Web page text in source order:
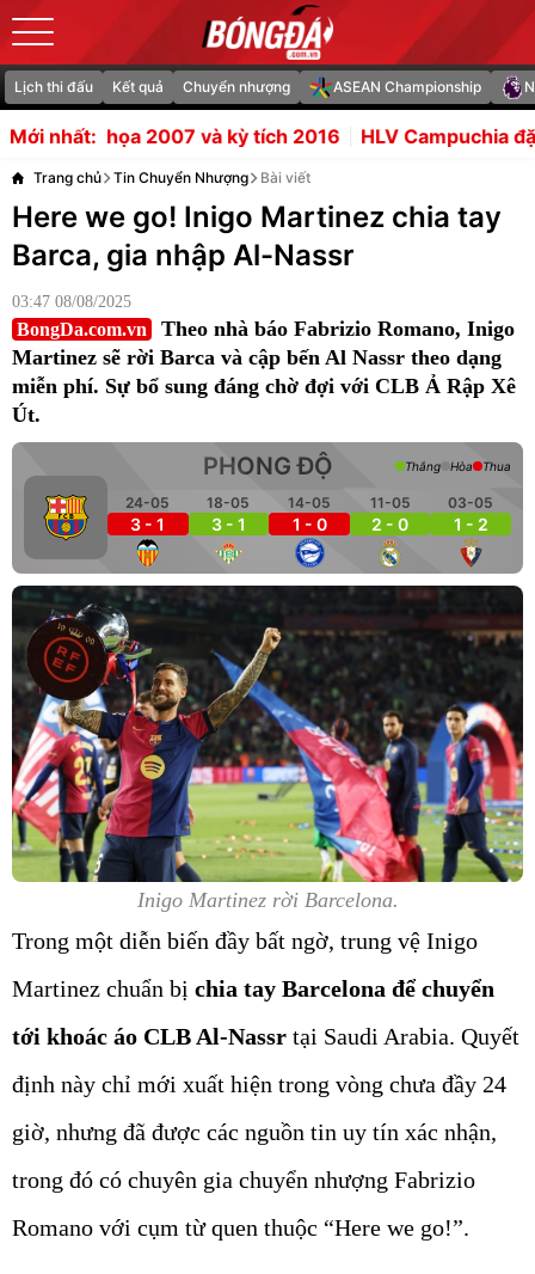
Lịch thi đấu Kết quả Chuyển nhượng ASEAN Championship
Mới nhất:
và kỳ tích 2016 HLV Campuchia đặt mục tiêu xé lưới
Trang chủ Tin Chuyển Nhượng Bài viết
Here we go! Inigo Martinez chia tay
Barca, gia nhập Al-Nassr
03:47 08/08/2025
BongDa.com.vn
Theo nhà báo Fabrizio Romano, Inigo
Martinez sẽ rời Barca và cập bến Al Nassr theo dạng
miễn phí. Sự bổ sung đáng chờ đợi với CLB Ả Rập Xê
Út.
PHONG ĐỘ
24-05
3 - 1
18-05
3 - 1
14-05
1 - 0
11-05
2 - 0
03-05
1 - 2
Thắng Hòa Thua
Inigo Martinez rời Barcelona.
Trong một diễn biến đầy bất ngờ, trung vệ Inigo
Martinez chuẩn bị chia tay Barcelona để chuyển
tới khoác áo CLB Al-Nassr tại Saudi Arabia. Quyết
định này chỉ mới xuất hiện trong vòng chưa đầy 24
giờ, nhưng đã được các nguồn tin uy tín xác nhận,
trong đó có chuyên gia chuyển nhượng Fabrizio
Romano với cụm từ quen thuộc “Here we go!”.